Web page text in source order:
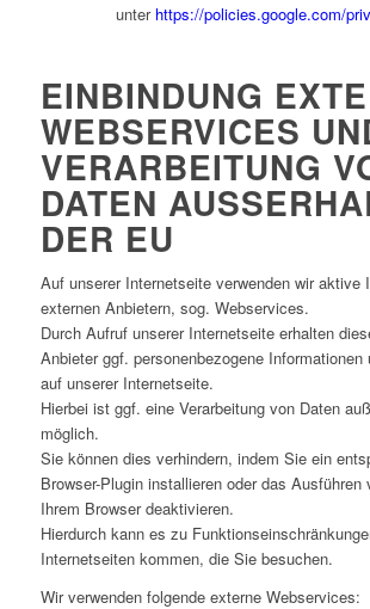
unter https://policies.google.com/
EINBINDUNG
WEBSERVICES
VERARBEITUNG
DATEN
ER EU
Auf unserer Internetseite verwenden wir aktive
externen Anbietern, sog. Webservices.
Durch Aufruf unserer Internetseite erhalten
Anbieter ggf. personenbezogene Informationen
auf unserer Internetseite.
Hierbei ist ggf. eine Verarbeitung von Daten
möglich.
Sie können dies verhindern, indem Sie ein
Browser-Plugin installieren oder das Ausführen
Ihrem Browser deaktivieren.
Hierdurch kann es zu
Internetseiten kommen, die Sie besuchen.
Wir verwenden folgende externe Webservices: